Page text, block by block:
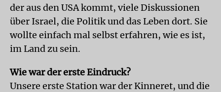
der aus den USA kommt, viele Diskussionen
über Israel, die Politik und das Leben dort. Sie
wollte einfach mal selbst erfahren, wie es ist,
im Land zu sein.
Wie war der erste Eindruck?
Unsere erste Station war der Kinneret, und die